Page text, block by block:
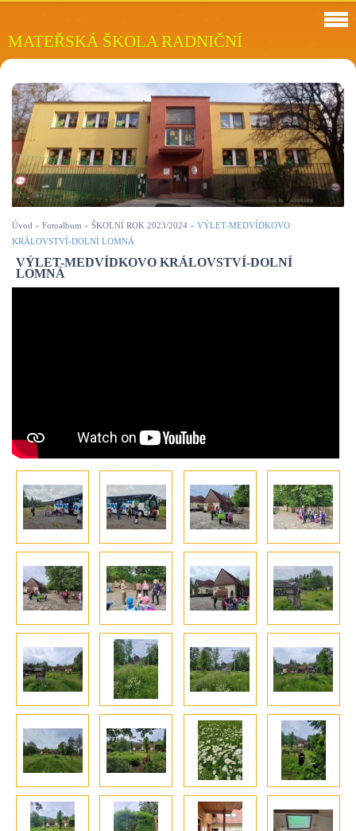
MATEŘSKÁ ŠKOLA RADNIČNÍ
Úvod » Fotoalbum » ŠKOLNÍ ROK 2023/2024 » VÝLET-MEDVÍDKOVO
KRÁLOVSTVÍ-DOLNÍ LOMNÁ
VÝLET-MEDVÍDKOVO KRÁLOVSTVÍ-DOLNÍ
LOMNÁ